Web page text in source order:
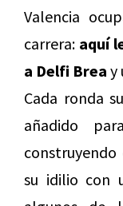
Valencia
carrera: aquí
a Delfi Brea y
Cada ronda
añadido
su idilio con